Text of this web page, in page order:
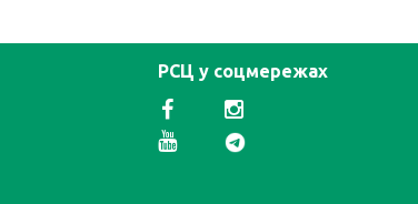
РСЦ у соцмережах